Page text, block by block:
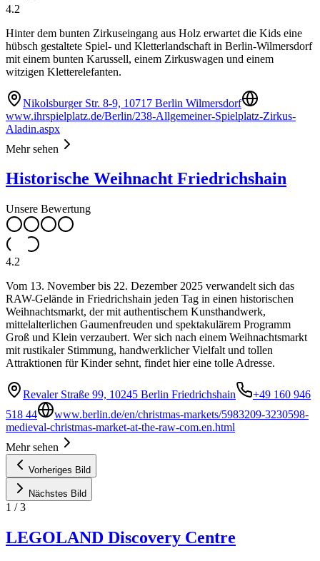
4.2
Hinter dem bunten Zirkuseingang aus Holz erwartet die Kids eine
hübsch gestaltete Spiel- und Kletterlandschaft in Berlin-Wilmersdorf
mit einem bunten Karussell, einem Zirkuswagen und einem
witzigen Kletterelefanten.
Nikolsburger Str. 8-9, 10717 Berlin Wilmersdorf
www.ihrspielplatz.de/Berlin/238-Allgemeiner-Spielplatz-Zirkus-
Aladin.aspx
Mehr sehen
Historische Weihnacht Friedrichshain
Unsere Bewertung
4.2
Vom 13. November bis 22. Dezember 2025 verwandelt sich das
RAW-Gelände in Friedrichshain jeden Tag in einen historischen
Weihnachtsmarkt, der mit authentischem Kunsthandwerk,
mittelalterlichen Gaumenfreuden und spektakulärem Programm
Groß und Klein verzaubert. Wer sich nach einem Weihnachtsmarkt
mit rustikaler Stimmung, handwerklicher Vielfalt und tollen
Attraktionen für Kinder sehnt, findet hier eine tolle Adresse.
Revaler Straße 99, 10245 Berlin Friedrichshain
+49 160 946
518 44
www.berlin.de/en/christmas-markets/5983209-3230598-
medieval-christmas-market-at-the-raw-com.en.html
Mehr sehen
Vorheriges Bild
Nächstes Bild
1 /3
LEGOLAND Discovery Centre